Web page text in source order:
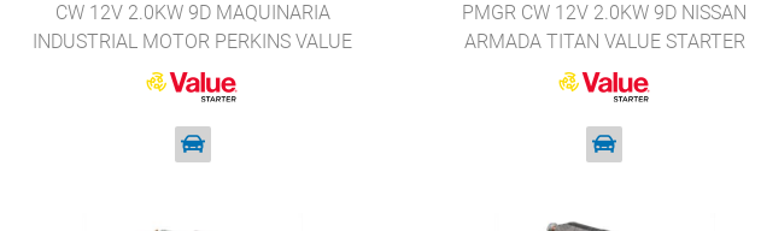
CW 12V 2.0KW 9D MAQUINARIA
INDUSTRIAL MOTOR PERKINS VALUE
STARTER 18949
PMGR CW 12V 2.0KW 9D NISSAN
ARMADA TITAN VALUE STARTER
19068